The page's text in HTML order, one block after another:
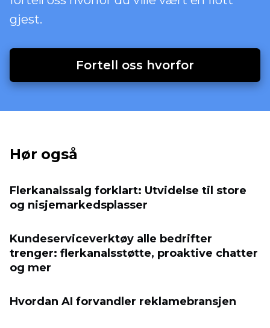
gjest.
Fortell oss hvorfor
Hør også
Flerkanalssalg forklart: Utvidelse til store
og nisjemarkedsplasser
Kundeserviceverktøy alle bedrifter
trenger: flerkanalsstøtte, proaktive chatter
og mer
Hvordan AI forvandler reklamebransjen